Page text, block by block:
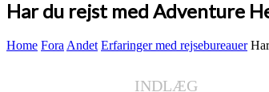
Har du rejst med Adventure
Home Fora Andet Erfaringer med rejsebureauer
INDLÆG